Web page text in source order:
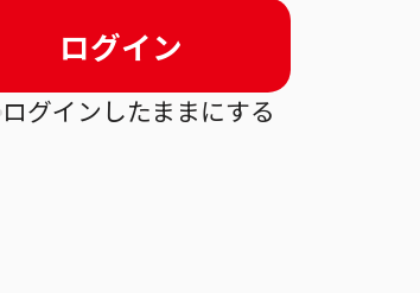
ログイン
ログインしたままにする